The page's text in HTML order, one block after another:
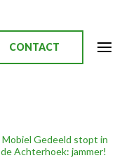
CONTACT
Mobiel Gedeeld stopt in
de Achterhoek: jammer!